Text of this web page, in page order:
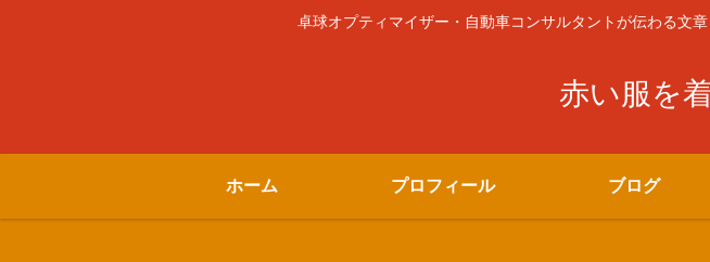
卓球オプティマイザー・自動車コンサルタントが伝わる
赤い服を
ホーム プロフィール ブログ